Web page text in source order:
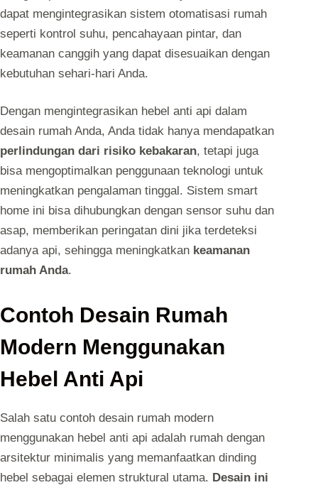
dapat mengintegrasikan sistem otomatisasi rumah
seperti kontrol suhu, pencahayaan pintar, dan
keamanan canggih yang dapat disesuaikan dengan
kebutuhan sehari-hari Anda.
Dengan mengintegrasikan hebel anti api dalam
desain rumah Anda, Anda tidak hanya mendapatkan
perlindungan dari risiko kebakaran, tetapi juga
bisa mengoptimalkan penggunaan teknologi untuk
meningkatkan pengalaman tinggal. Sistem smart
home ini bisa dihubungkan dengan sensor suhu dan
asap, memberikan peringatan dini jika terdeteksi
adanya api, sehingga meningkatkan keamanan
rumah Anda.
Contoh Desain Rumah
Modern Menggunakan
Hebel Anti Api
Salah satu contoh desain rumah modern
menggunakan hebel anti api adalah rumah dengan
arsitektur minimalis yang memanfaatkan dinding
hebel sebagai elemen struktural utama. Desain ini